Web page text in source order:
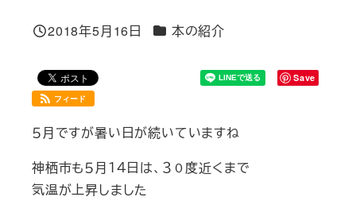
投稿日
2018年5月16日 カテゴリー
本の紹介
Save
フィード
５月ですが暑い日が続いていますね
神栖市も５月１４日は、３０度近くまで
気温が上昇しました